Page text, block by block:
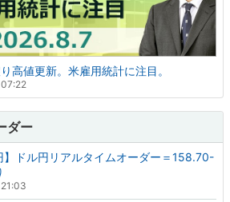
高値更新。米雇用統計に注目。
ダー
】ドル円リアルタイムオーダー＝158.70-